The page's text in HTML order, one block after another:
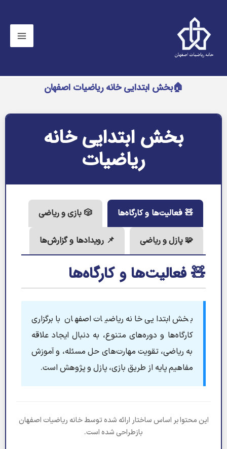
🏠بخش ابتدایی خانه ریاضیات اصفهان
بخش ابتدایی خانه
ریاضیات
🧸 فعالیت‌ها و کارگاه‌ها 🎲 بازی و ریاضی
🧩 پازل و ریاضی 📌 رویدادها و گزارش‌ها
🧸فعالیت‌ها و کارگاه‌ها
بخش ابتدایی خانه ریاضیات اصفهان با برگزاری
کارگاه‌ها و دوره‌های متنوع، به دنبال ایجاد علاقه
به ریاضی، تقویت مهارت‌های حل مسئله، و آموزش
مفاهیم پایه از طریق بازی، پازل و پژوهش است.
این محتوا بر اساس ساختار ارائه شده توسط خانه ریاضیات اصفهان
بازطراحی شده است.